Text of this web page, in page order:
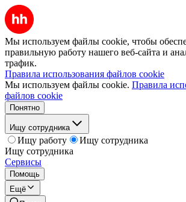
Мы используем файлы cookie, чтобы
правильную работу нашего веб-сайта и
трафик.
Правила использования файлов cookie
Мы используем файлы cookie. Правила
файлов cookie
Понятно
Ищу сотрудника
Ищу работу
Ищу сотрудника
Ищу сотрудника
Сервисы
Помощь
Ещё